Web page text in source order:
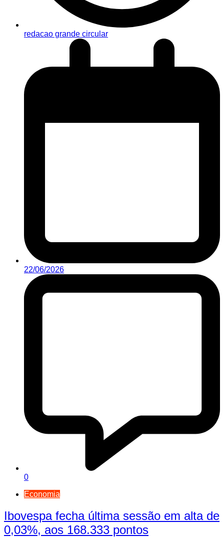
redacao grande circular
22/06/2026
0
Economia
Ibovespa fecha última sessão em alta de
0,03%, aos 168.333 pontos